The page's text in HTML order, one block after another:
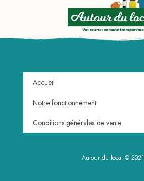
Accueil
Notre fonctionnement
Conditions générales de vente
Autour du local © 2021